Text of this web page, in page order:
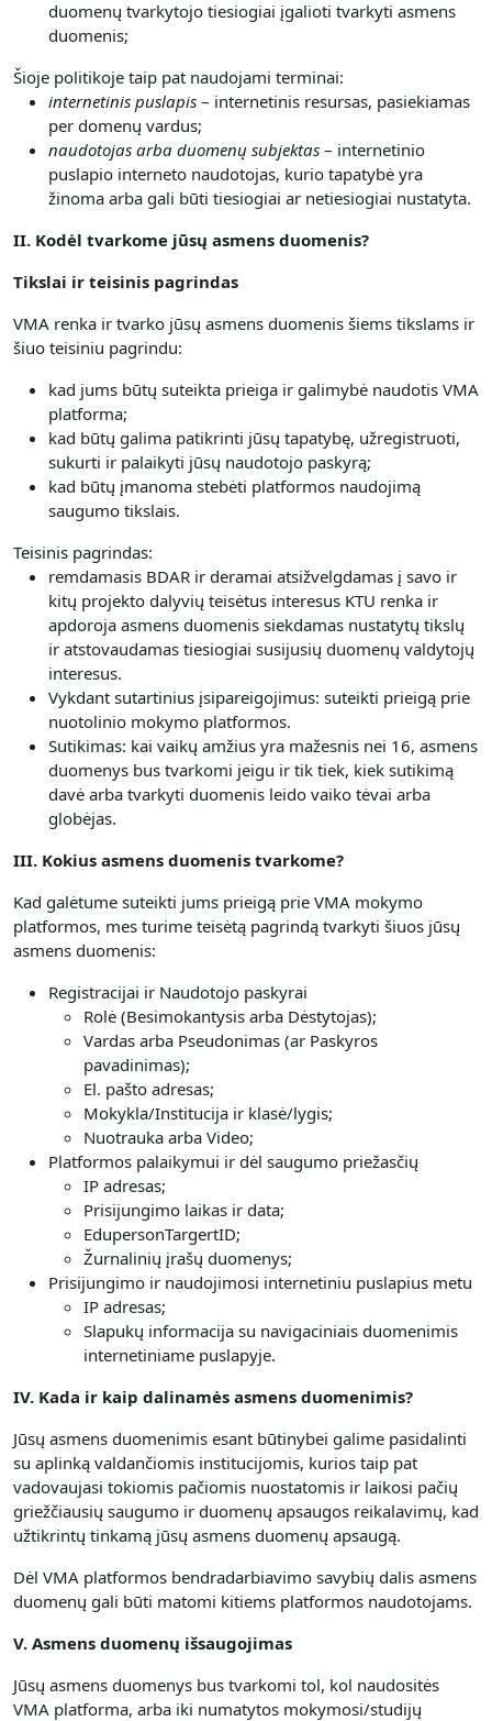
duomenų tvarkytojo tiesiogiai įgalioti tvarkyti asmens
duomenis;
Šioje politikoje taip pat naudojami terminai:
internetinis puslapis – internetinis resursas, pasiekiamas
per domenų vardus;
naudotojas arba duomenų subjektas – internetinio
puslapio interneto naudotojas, kurio tapatybė yra
žinoma arba gali būti tiesiogiai ar netiesiogiai nustatyta.
II. Kodėl tvarkome jūsų asmens duomenis?
Tikslai ir teisinis pagrindas
VMA renka ir tvarko jūsų asmens duomenis šiems tikslams ir
šiuo teisiniu pagrindu:
kad jums būtų suteikta prieiga ir galimybė naudotis VMA
platforma;
kad būtų galima patikrinti jūsų tapatybę, užregistruoti,
sukurti ir palaikyti jūsų naudotojo paskyrą;
kad būtų įmanoma stebėti platformos naudojimą
saugumo tikslais.
Teisinis pagrindas:
remdamasis BDAR ir deramai atsižvelgdamas į savo ir
kitų projekto dalyvių teisėtus interesus KTU renka ir
apdoroja asmens duomenis siekdamas nustatytų tikslų
ir atstovaudamas tiesiogiai susijusių duomenų valdytojų
interesus.
Vykdant sutartinius įsipareigojimus: suteikti prieigą prie
nuotolinio mokymo platformos.
Sutikimas: kai vaikų amžius yra mažesnis nei 16, asmens
duomenys bus tvarkomi jeigu ir tik tiek, kiek sutikimą
davė arba tvarkyti duomenis leido vaiko tėvai arba
globėjas.
III. Kokius asmens duomenis tvarkome?
Kad galėtume suteikti jums prieigą prie VMA mokymo
platformos, mes turime teisėtą pagrindą tvarkyti šiuos jūsų
asmens duomenis:
Registracijai ir Naudotojo paskyrai
Rolė (Besimokantysis arba Dėstytojas);
Vardas arba Pseudonimas (ar Paskyros
pavadinimas);
El. pašto adresas;
Mokykla/Institucija ir klasė/lygis;
Nuotrauka arba Video;
Platformos palaikymui ir dėl saugumo priežasčių
IP adresas;
Prisijungimo laikas ir data;
EdupersonTargertID;
Žurnalinių įrašų duomenys;
Prisijungimo ir naudojimosi internetiniu puslapius metu
IP adresas;
Slapukų informacija su navigaciniais duomenimis
internetiniame puslapyje.
IV. Kada ir kaip dalinamės asmens duomenimis?
Jūsų asmens duomenimis esant būtinybei galime pasidalinti
su aplinką valdančiomis institucijomis, kurios taip pat
vadovaujasi tokiomis pačiomis nuostatomis ir laikosi pačių
griežčiausių saugumo ir duomenų apsaugos reikalavimų, kad
užtikrintų tinkamą jūsų asmens duomenų apsaugą.
Dėl VMA platformos bendradarbiavimo savybių dalis asmens
duomenų gali būti matomi kitiems platformos naudotojams.
V. Asmens duomenų išsaugojimas
Jūsų asmens duomenys bus tvarkomi tol, kol naudositės
VMA platforma, arba iki numatytos mokymosi/studijų